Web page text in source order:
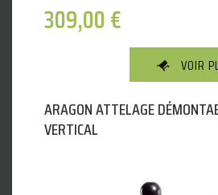
309,00€
VOIR
ARAGON ATTELAGE
VERTICAL